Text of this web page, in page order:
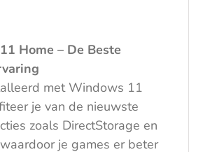
Home – De Beste
met Windows 11
je van de nieuwste
zoals DirectStorage en
je games er beter